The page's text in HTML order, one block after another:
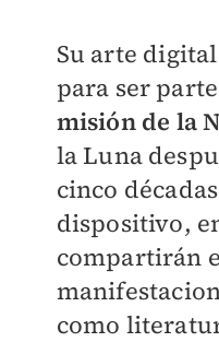
Su arte
para ser
misión de la
la Luna
cinco
dispositivo,
compartirán
como